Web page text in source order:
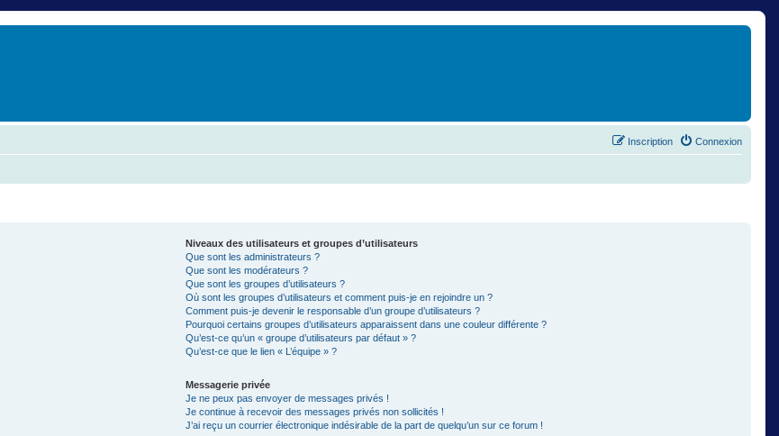
Connexion
Inscription
Niveaux des utilisateurs et groupes d’utilisateurs
Que sont les administrateurs ?
Que sont les modérateurs ?
Que sont les groupes d’utilisateurs ?
Où sont les groupes d’utilisateurs et comment puis-je en rejoindre un ?
Comment puis-je devenir le responsable d’un groupe d’utilisateurs ?
Pourquoi certains groupes d’utilisateurs apparaissent dans une couleur différente ?
Qu’est-ce qu’un « groupe d’utilisateurs par défaut » ?
Qu’est-ce que le lien « L’équipe » ?
Messagerie privée
Je ne peux pas envoyer de messages privés !
Je continue à recevoir des messages privés non sollicités !
J’ai reçu un courrier électronique indésirable de la part de quelqu’un sur ce forum !